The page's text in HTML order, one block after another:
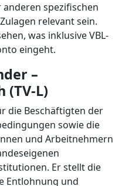
spezifischen
relevant sein.
was inklusive VBL-
eingeht.
–
(TV-L)
die Beschäftigten der
sowie die
und Arbeitnehmern
Er stellt die
Entlohnung und